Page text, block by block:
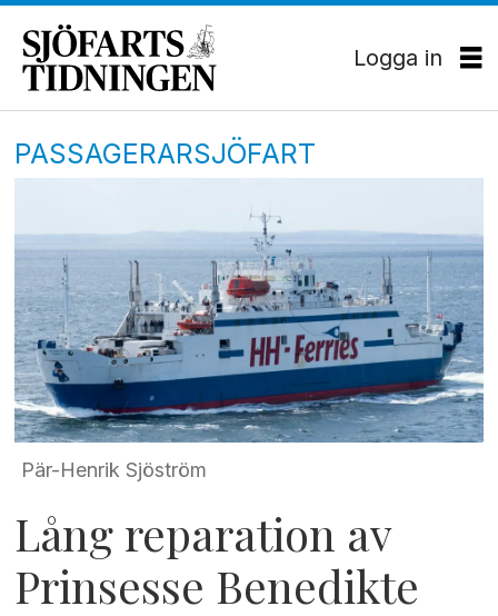
Logga in
PASSAGERARSJÖFART
Pär-Henrik Sjöström
Lång reparation av
Prinsesse Benedikte